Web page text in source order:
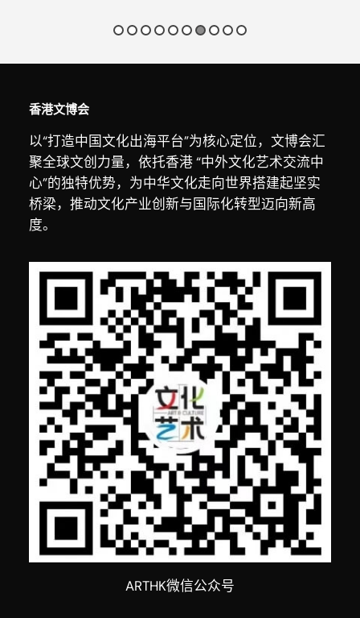
香港文博会
以“打造中国文化出海平台”为核心定位，文博会汇
聚全球文创力量，依托香港 “中外文化艺术交流中
心”的独特优势，为中华文化走向世界搭建起坚实
桥梁，推动文化产业创新与国际化转型迈向新高
度。
ARTHK微信公众号